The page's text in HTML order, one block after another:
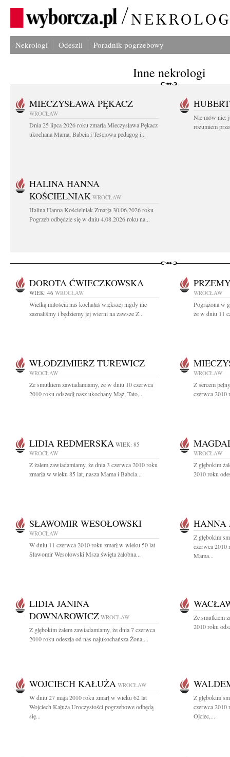
Nekrologi Odeszli Poradnik pogrzebowy
Inne nekrologi
MIECZYSŁAWA PĘKACZ
WROCŁAW
Dnia 25 lipca 2026 roku zmarła Mieczysława Pękacz
ukochana Mama, Babcia i Teściowa pedagog i...
Nie mów nic:
rozumiem
HALINA HANNA
KOŚCIELNIAK WROCŁAW
Halina Hanna Kościelniak Zmarła 30.06.2026 roku
Pogrzeb odbędzie się w dniu 4.08.2026 roku na...
DOROTA ĆWIECZKOWSKA
WIEK: 46 WROCŁAW
Wielką miłością nas kochałaś większej nigdy nie
zaznaliśmy i będziemy jej wierni na zawsze Z...
WROCŁAW
Pogrążona w
że w dniu 11
WŁODZIMIERZ TUREWICZ
WROCŁAW
Ze smutkiem zawiadamiamy, że w dniu 10 czerwca
2010 roku odszedł nasz ukochany Mąż, Tato,...
WROCŁAW
Z sercem
czerwca 2010
LIDIA REDMERSKA WIEK: 85
WROCŁAW
Z żalem zawiadamiamy, że dnia 3 czerwca 2010 roku
zmarła w wieku 85 lat, nasza Mama i Babcia...
WROCŁAW
Z głębokim
2010 roku
SŁAWOMIR WESOŁOWSKI
WROCŁAW
W dniu 11 czerwca 2010 roku zmarł w wieku 50 lat
Sławomir Wesołowski Msza święta żałobna...
HANNA
Z głębokim
czerwca 2010
Mama...
LIDIA JANINA
DOWNAROWICZ WROCŁAW
Z głębokim żalem zawiadamiamy, że dnia 7 czerwca
2010 roku odeszła od nas najukochańsza Żona,...
Ze smutkiem
2010 roku
WOJCIECH KAŁUŻA WROCŁAW
W dniu 27 maja 2010 roku zmarł w wieku 62 lat
Wojciech Kałuża Uroczystości pogrzebowe odbędą
się...
Z głębokim
czerwca 2010
Ojciec,...